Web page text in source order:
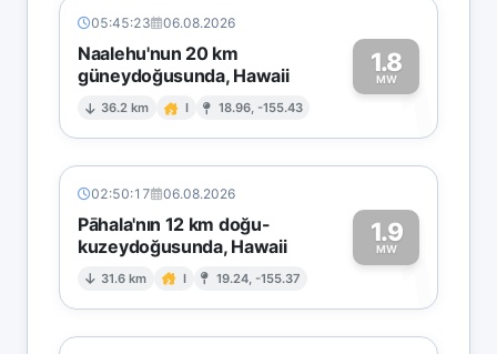
05:45:23 06.08.2026
Naalehu'nun 20 km
güneydoğusunda, Hawaii
36.2 km I 18.96, -155.43
1.8
MW1
02:50:17 06.08.2026
Pāhala'nın 12 km doğu-
kuzeydoğusunda, Hawaii
31.6 km I 19.24, -155.37
1.9
MW1